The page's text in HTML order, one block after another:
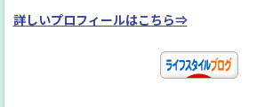
詳しいプロフィールはこちら⇒